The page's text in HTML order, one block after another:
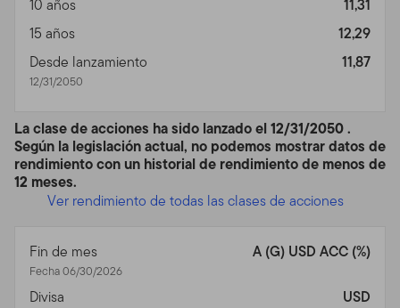
10 años
11,31
15 años
12,29
Desde lanzamiento
12/31/2050
11,87
La clase de acciones ha sido lanzado el 12/31/2050 .
Según la legislación actual, no podemos mostrar datos de
rendimiento con un historial de rendimiento de menos de
12 meses.
Ver rendimiento de todas las clases de acciones
Fin de mes
Fecha 06/30/2026
A (G) USD ACC (%)
Divisa
USD